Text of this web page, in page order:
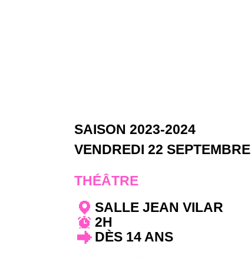
SAISON 2023-2024
VENDREDI 22 SEPTEMBRE
THÉÂTRE
SALLE JEAN VILAR
2H
DÈS 14 ANS